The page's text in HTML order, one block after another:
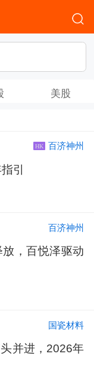
美股
HK 百济神州
引
百济神州
，百悦泽驱动
国瓷材料
并进，2026年